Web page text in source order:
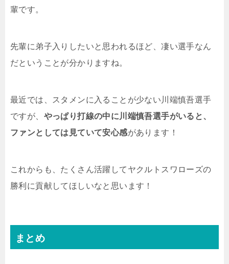
輩です。
先輩に弟子入りしたいと思われるほど、凄い選手なん
だということが分かりますね。
最近では、スタメンに入ることが少ない川端慎吾選手
ですが、 やっぱり打線の中に川端慎吾選手がいると、
ファンとしては見ていて安心感があります！
これからも、たくさん活躍してヤクルトスワローズの
勝利に貢献してほしいなと思います！
まとめ